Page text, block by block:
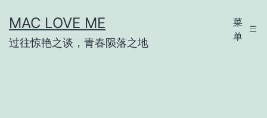
至
内
MAC LOVE ME
过往惊艳之谈，青春陨落之地
菜
单